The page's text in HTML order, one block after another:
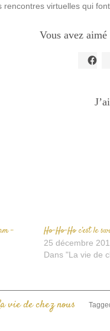
virtuelles qui
Vous avez
dans
–
Ho-Ho-Ho c’est le
25 décembre
Dans "La vie de
vie de chez nous